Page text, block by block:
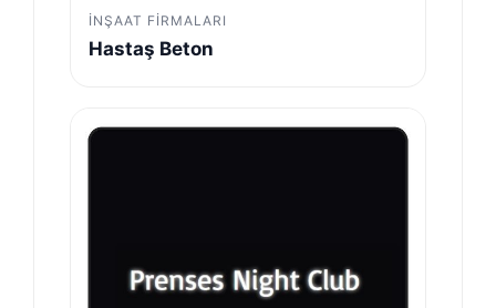
İNŞAAT FIRMALARI
Hastaş Beton